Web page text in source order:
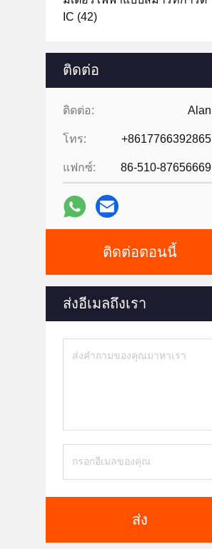
IC (42)
ติดต่อ
ติดต่อ: Alan
โทร: +8617766392865
แฟกซ์: 86-510-87656669
ติดต่อตอนนี้
ส่งอีเมลถึงเรา
ส่ง